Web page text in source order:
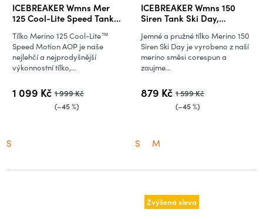
ICEBREAKER Wmns Mer
125 Cool-Lite Speed Tank
Porcini/Black/Aop
(vzorek)
1 099 Kč 1 999 Kč
(–45 %)
Tílko Merino 125 Cool-Lite™
Speed Motion AOP je naše
nejlehčí a nejprodyšnější
výkonnostní tílko,...
S
ICEBREAKER Wmns 150
Siren Tank Ski Day,
Black/Acid Pink/Aop
879 Kč 1 599 Kč
(–45 %)
Jemné a pružné tílko Merino 150
Siren Ski Day je vyrobeno z naší
merino směsi corespun a
zaujme...
S M
Zvýšená sleva